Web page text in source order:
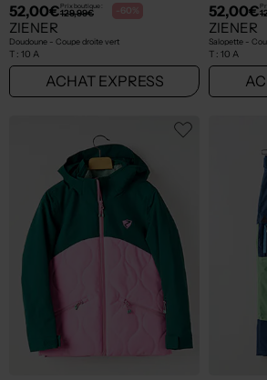
52,00€Prix boutique :
129,99€ -60%
ZIENER
Doudoune - Coupe droite vert
T : 10 A
ACHAT EXPRESS
52,00€
ZIENER
Salopette -
T : 10 A